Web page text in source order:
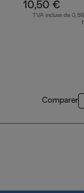
10,50 €
TVA incluse de
Comparer